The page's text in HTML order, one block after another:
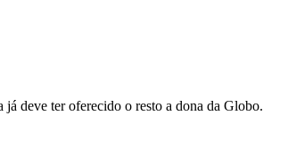
deve ter oferecido o resto a dona da Globo.